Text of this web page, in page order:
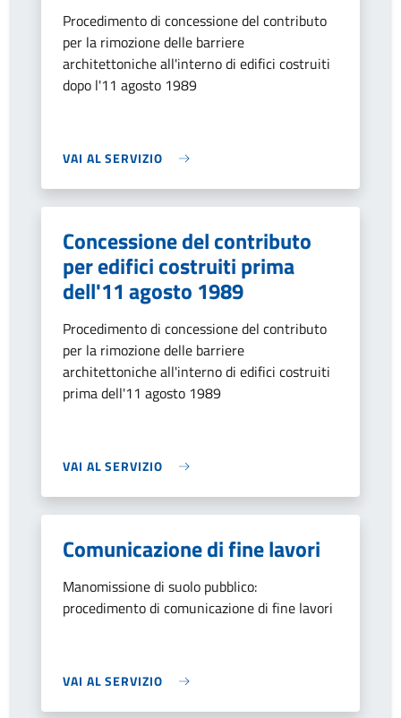
Procedimento di concessione del contributo
per la rimozione delle barriere
architettoniche all'interno di edifici costruiti
dopo l'11 agosto 1989
VAI AL SERVIZIO
Concessione del contributo
per edifici costruiti prima
dell'11 agosto 1989
Procedimento di concessione del contributo
per la rimozione delle barriere
architettoniche all'interno di edifici costruiti
prima dell'11 agosto 1989
VAI AL SERVIZIO
Comunicazione di fine lavori
Manomissione di suolo pubblico:
procedimento di comunicazione di fine lavori
VAI AL SERVIZIO